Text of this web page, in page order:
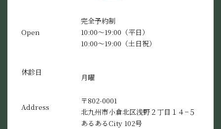
Open
完全予約制
10:00〜19:00（平日）
10:00〜19:00（土日祝）
休診日
月曜
Address
〒802-0001
北九州市小倉北区浅野２丁目１４−５
あるあるCity 102号